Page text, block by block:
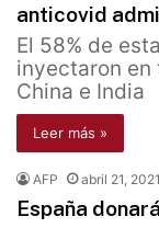
anticovid
El 58% de
inyectaron en
China e India
Leer más »
AFP abril 21, 2021
España